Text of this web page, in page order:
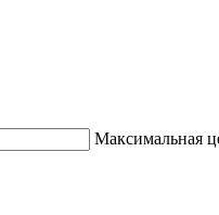
Максимальная